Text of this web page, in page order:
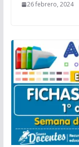
26 febrero, 2024